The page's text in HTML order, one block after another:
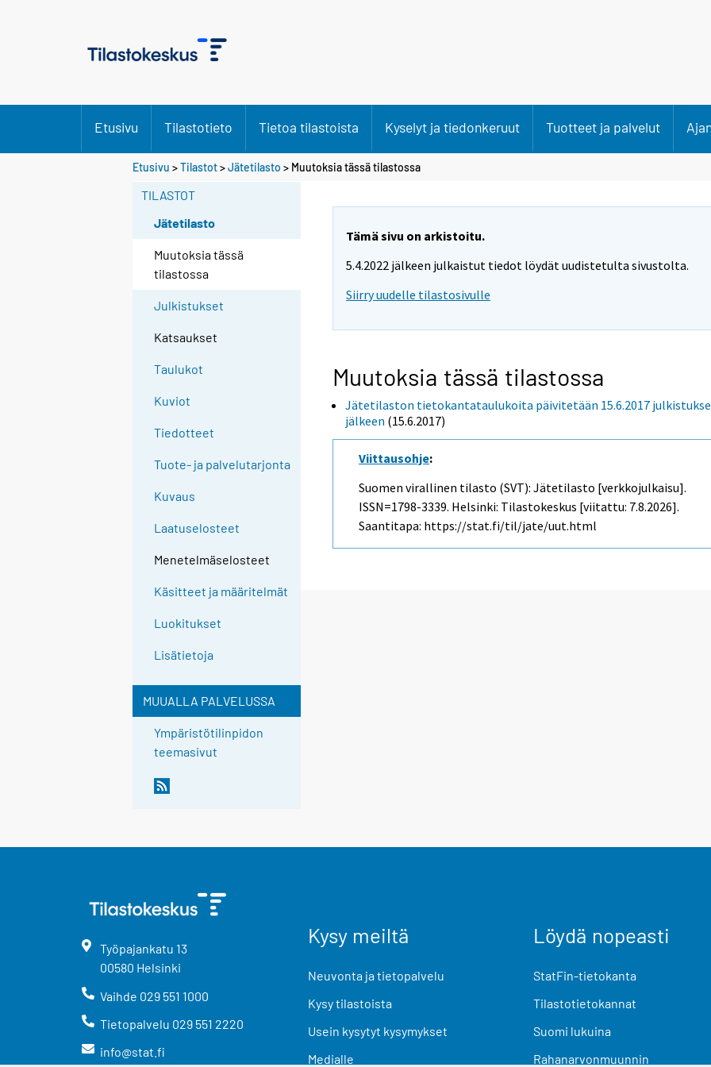
Etusivu Tilastotieto Tietoa tilastoista Kyselyt ja tiedonkeruut Tuotteet ja palvelut
Etusivu >Tilastot>Jätetilasto > Muutoksia tässä tilastossa
TILASTOT
Jätetilasto
Muutoksia tässä
tilastossa
Julkistukset
Katsaukset
Taulukot
Kuviot
Tiedotteet
Tuote- ja palvelutarjonta
Kuvaus
Laatuselosteet
Menetelmäselosteet
Käsitteet ja määritelmät
Luokitukset
Lisätietoja
MUUALLA PALVELUSSA
Ympäristötilinpidon
teemasivut
Tämä sivu on arkistoitu.
5.4.2022 jälkeen julkaistut tiedot löydät uudistetulta sivustolta.
Siirry uudelle tilastosivulle
Muutoksia tässä tilastossa
Jätetilaston tietokantataulukoita päivitetään 15.6.2017
jälkeen (15.6.2017)
Viittausohje:
Suomen virallinen tilasto (SVT): Jätetilasto [verkkojulkaisu].
ISSN=1798-3339. Helsinki: Tilastokeskus [viitattu: 7.8.2026].
Saantitapa: https://stat.fi/til/jate/uut.html
Työpajankatu 13
00580 Helsinki
Vaihde 029 551 1000
Tietopalvelu 029 551 2220
info@stat.fi
Kysy meiltä
Neuvonta ja tietopalvelu
Kysy tilastoista
Usein kysytyt kysymykset
Medialle
Löydä nopeasti
StatFin-tietokanta
Tilastotietokannat
Suomi lukuina
Rahanarvonmuunnin